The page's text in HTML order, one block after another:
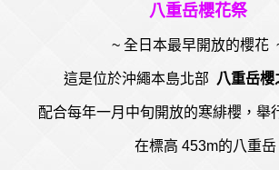
八重岳櫻花祭
~ 全日本最早開放的櫻花
這是位於沖繩本島北部 八重岳櫻
配合每年一月中旬開放的寒緋櫻，舉
在標高 453m的八重岳